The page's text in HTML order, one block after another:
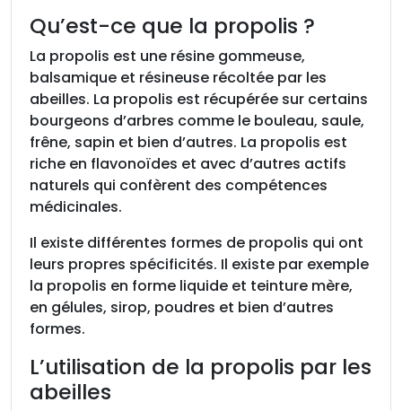
Qu’est-ce que la propolis ?
La propolis est une résine gommeuse,
balsamique et résineuse récoltée par les
abeilles. La propolis est récupérée sur certains
bourgeons d’arbres comme le bouleau, saule,
frêne, sapin et bien d’autres. La propolis est
riche en flavonoïdes et avec d’autres actifs
naturels qui confèrent des compétences
médicinales.
Il existe différentes formes de propolis qui ont
leurs propres spécificités. Il existe par exemple
la propolis en forme liquide et teinture mère,
en gélules, sirop, poudres et bien d’autres
formes.
L’utilisation de la propolis par les
abeilles